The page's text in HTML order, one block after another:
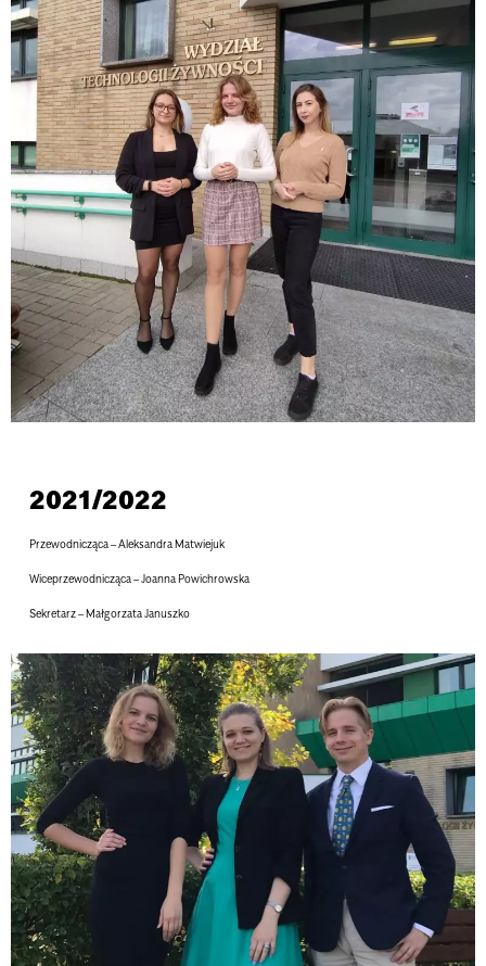
2021/2022
Przewodnicząca – Aleksandra Matwiejuk
Wiceprzewodnicząca – Joanna Powichrowska
Sekretarz – Małgorzata Januszko